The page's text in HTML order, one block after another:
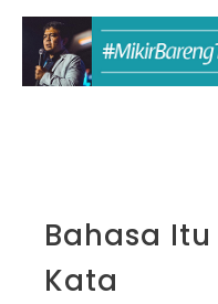
Skip
content
Bahasa
Kata